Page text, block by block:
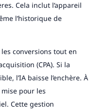
Cela inclut l’appareil
l’historique de
conversions tout en
(CPA). Si la
l’IA baisse l’enchère. À
pour les
Cette gestion